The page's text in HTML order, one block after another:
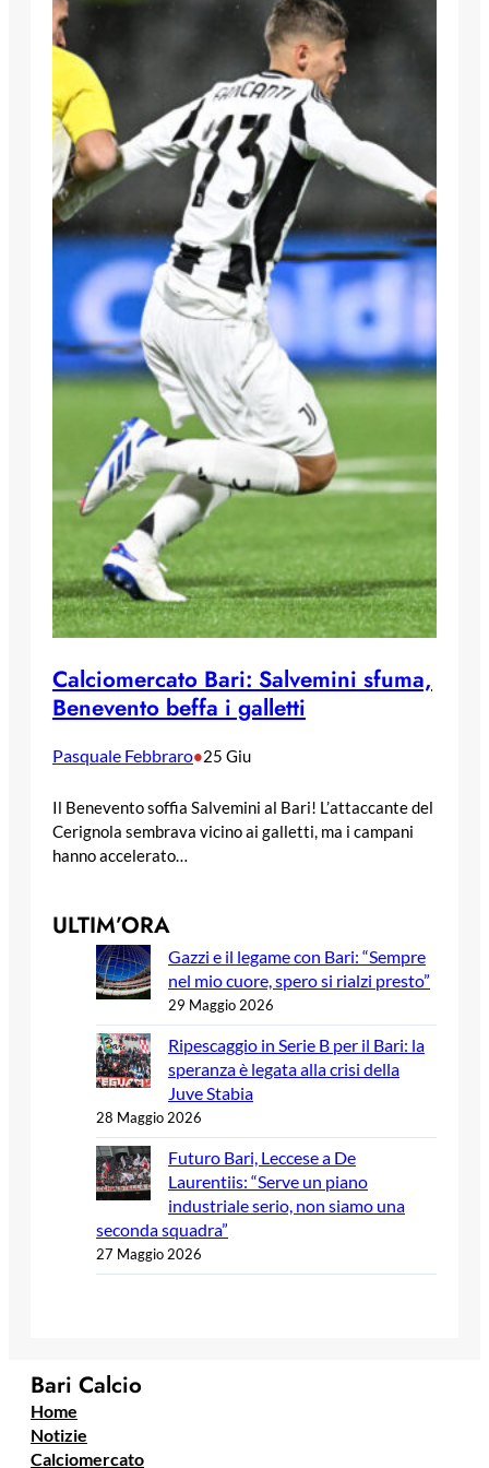
Calciomercato Bari: Salvemini sfuma,
Benevento beffa i galletti
Pasquale Febbraro•25 Giu
Il Benevento soffia Salvemini al Bari! L’attaccante del
Cerignola sembrava vicino ai galletti, ma i campani
hanno accelerato…
ULTIM’ORA
Gazzi e il legame con Bari: “Sempre
nel mio cuore, spero si rialzi presto”
29 Maggio 2026
Ripescaggio in Serie B per il Bari: la
speranza è legata alla crisi della
Juve Stabia
28 Maggio 2026
Futuro Bari, Leccese a De
Laurentiis: “Serve un piano
industriale serio, non siamo una
seconda squadra”
27 Maggio 2026
Bari Calcio
Home
Notizie
Calciomercato